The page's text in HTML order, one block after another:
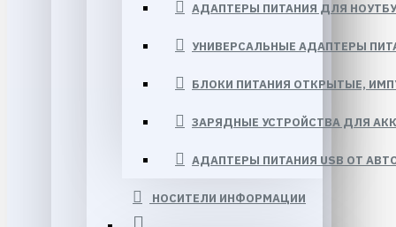
АДАПТЕРЫ ПИТАНИЯ ДЛЯ
УНИВЕРСАЛЬНЫЕ АДАПТЕРЫ
БЛОКИ ПИТАНИЯ ОТКРЫТЫЕ,
ЗАРЯДНЫЕ УСТРОЙСТВА ДЛЯ
АДАПТЕРЫ ПИТАНИЯ USB ОТ
НОСИТЕЛИ ИНФОРМАЦИИ